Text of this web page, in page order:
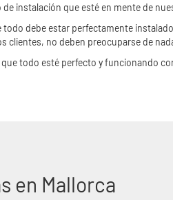
instalación que esté en mente de
debe estar perfectamente
clientes, no deben preocuparse de
todo esté perfecto y funcionando
en Mallorca